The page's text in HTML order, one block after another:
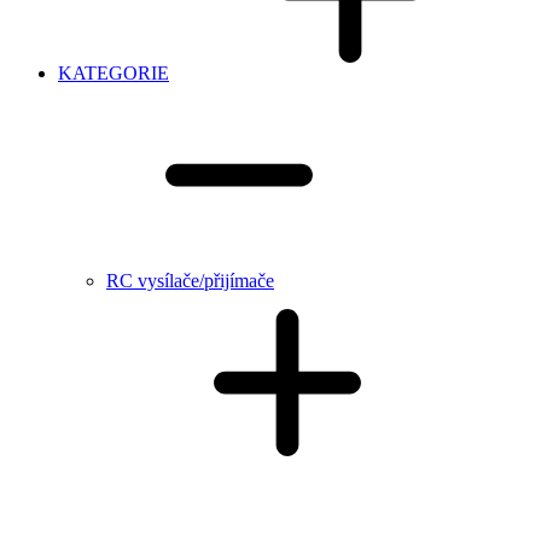
KATEGORIE
RC vysílače/přijímače